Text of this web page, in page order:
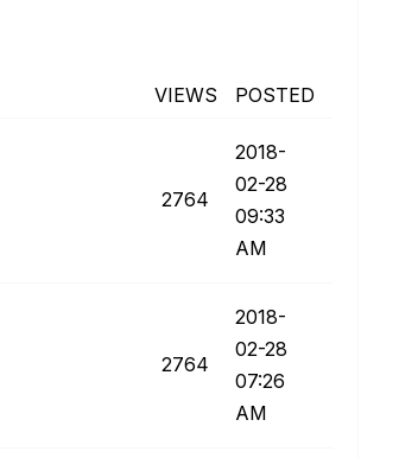
VIEWS POSTED
2764
‎2018-
02-28
09:33
AM
2764
‎2018-
02-28
07:26
AM